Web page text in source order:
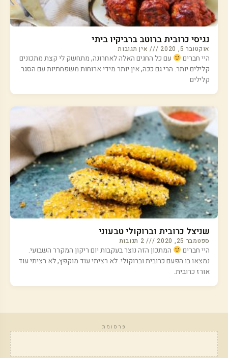
נגיסי כרובית ברוטב ברביקיו ביתי
אוקטובר 5, 2020 אין תגובות
היי חברים
עם כל החגים האלה לאחרונה, מתחשק לי קצת מתכונים
קלילים יותר. הרי גם ככה, אין יותר מידי ארוחות משפחתיות עם הסגר.
קלילים
שניצל כרובית וברוקולי טבעוני
ספטמבר 25, 2020 2 תגובות
היי חברים
המתכון הזה נוצר בעקבות יום ריקון המקרר השבועי.
נמצאו בו הפעם כרובית וברוקולי. לא רציתי עוד מוקפץ, לא רציתי עוד
אורז כרובית.
פרסומת